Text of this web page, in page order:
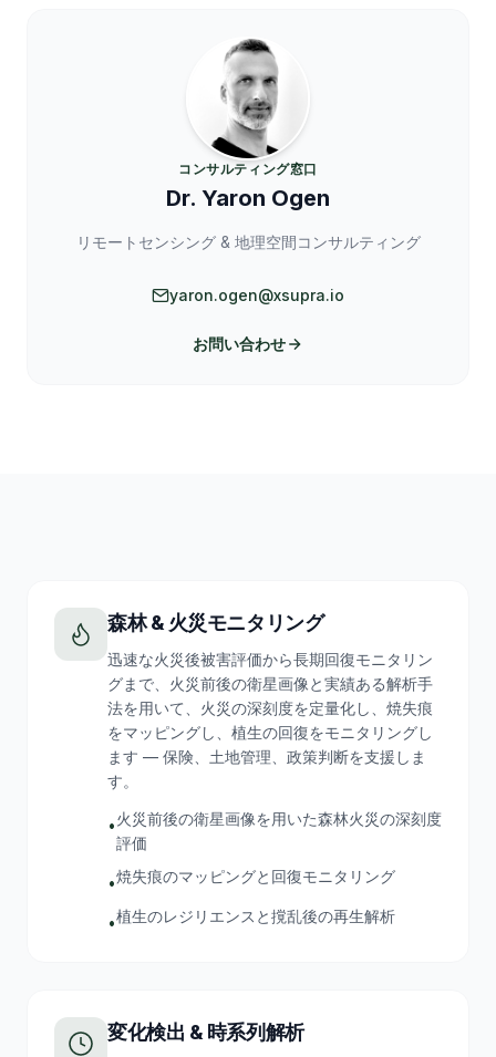
コンサルティング窓口
Dr. Yaron Ogen
リモートセンシング & 地理空間コンサルティング
yaron.ogen@xsupra.io
お問い合わせ
森林 & 火災モニタリング
迅速な火災後被害評価から長期回復モニタリン
グまで、火災前後の衛星画像と実績ある解析手
法を用いて、火災の深刻度を定量化し、焼失痕
をマッピングし、植生の回復をモニタリングし
ます — 保険、土地管理、政策判断を支援しま
す。
•火災前後の衛星画像を用いた森林火災の深刻度
評価
•焼失痕のマッピングと回復モニタリング
•植生のレジリエンスと撹乱後の再生解析
変化検出 & 時系列解析